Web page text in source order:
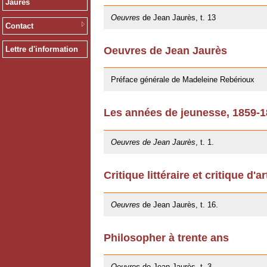
Jaurès
Contact
Lettre d'information
Oeuvres de Jean Jaurès, t. 13
Oeuvres de Jean Jaurès
Préface générale de Madeleine Rebérioux
Les années de jeunesse, 1859-
Oeuvres de Jean Jaurès , t. 1.
Critique littéraire et critique
Oeuvres de Jean Jaurès, t. 16.
Philosopher à trente ans